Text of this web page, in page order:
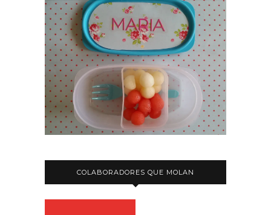
COLABORADORES QUE MOLAN